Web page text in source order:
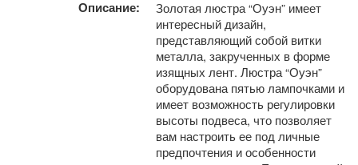
Описание:
Золотая люстра “Оуэн” имеет
интересный дизайн,
представляющий собой витки
металла, закрученных в форме
изящных лент. Люстра “Оуэн”
оборудована пятью лампочками и
имеет возможность регулировки
высоты подвеса, что позволяет
вам настроить ее под личные
предпочтения и особенности